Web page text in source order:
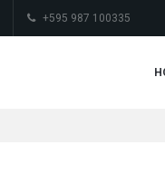
+595 987 100335